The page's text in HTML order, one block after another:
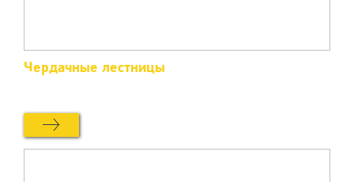
Чердачные лестницы